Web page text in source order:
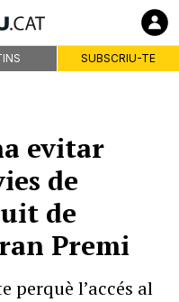
SUBSCRIU-TE
evitar
de
de
Premi
perquè l’accés al